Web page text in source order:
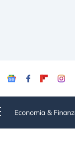
Economia &